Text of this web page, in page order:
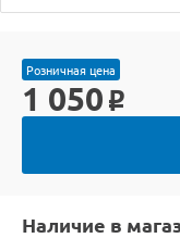
Розничная цена
1 050 o
Наличие в